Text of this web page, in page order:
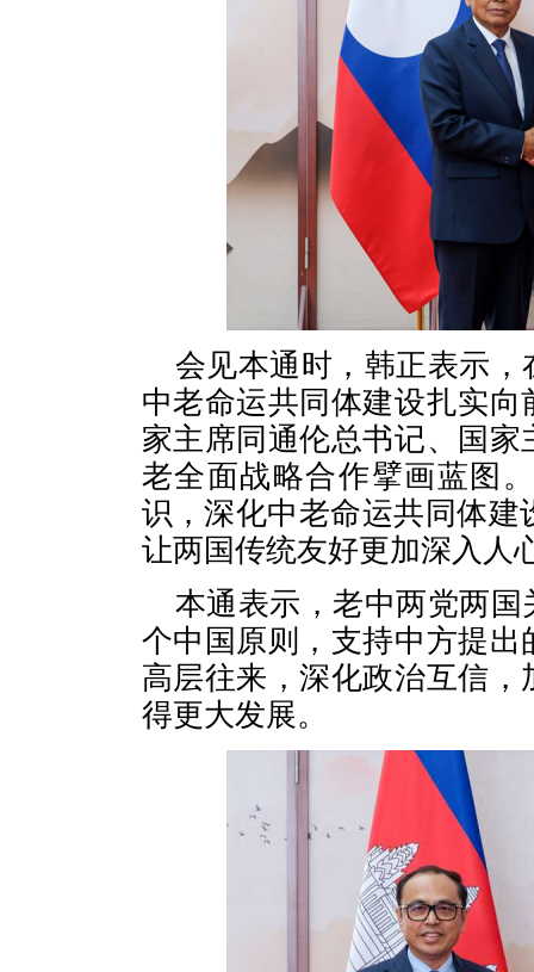
会见本通时，韩正表示
中老命运共同体建设扎实
家主席同通伦总书记、国
老全面战略合作擘画蓝图
识，深化中老命运共同体
让两国传统友好更加深入人
本通表示，老中两党两
个中国原则，支持中方提
高层往来，深化政治互信
得更大发展。